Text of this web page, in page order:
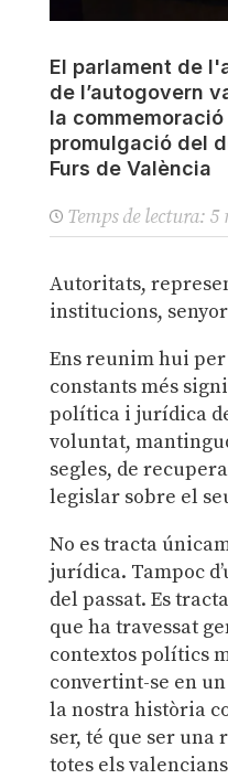
El parlament de
de l’autogovern
la
promulgació del
Furs de València
Temps de lectura: 5
Autoritats,
institucions,
Ens reunim hui
constants més
política i jurídica
voluntat,
segles, de
legislar sobre el
No es tracta
jurídica. Tampoc
del passat. Es
que ha travessat
contextos polítics
convertint-se en
la nostra història
ser, té que ser
totes els